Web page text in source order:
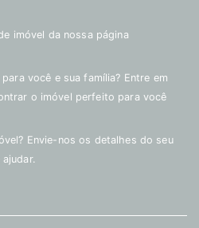
imóvel da nossa página
você e sua família? Entre em
o imóvel perfeito para você
Envie-nos os detalhes do seu